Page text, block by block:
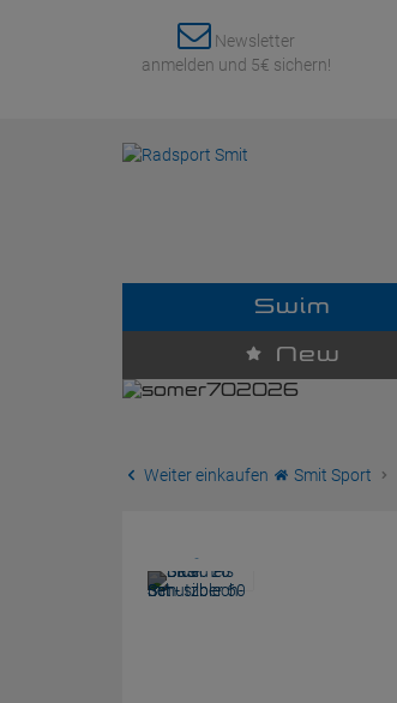
Newsletter
anmelden und 5€ sichern!
Swim
New
Weiter einkaufen Smit Sport